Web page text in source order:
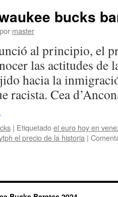
bucks
por master
al principio, el
las actitudes de
hacia la
racista. Cea
| Etiquetadoel euro hoy en
el precio de la historia |